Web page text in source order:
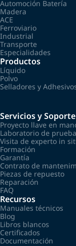
Automoción Batería
Madera
ACE
Ferroviario
Industrial
Transporte
Especialidades
Productos
Líquido
Polvo
Selladores y
Servicios y Soporte
Proyecto llave en
Laboratorio de
Visita de experto in
Formación
Garantía
Contrato de
Piezas de repuesto
Reparación
FAQ
Recursos
Manuales técnicos
Blog
Libros blancos
Certificados
Documentación